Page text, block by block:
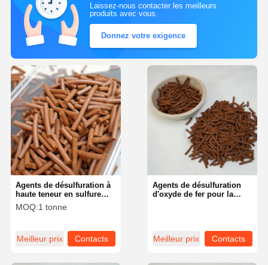
Laissez-nous contacter les meilleurs
produits avec vous.
Donnez votre exigence
Agents de désulfuration
d'oxyde de fer pour la
Meilleur prix Contacts
Agents de désulfuration à
haute teneur en sulfure
d'hydrogène pour les
applications industrielles
MOQ:1 tonne
Meilleur prix Contacts